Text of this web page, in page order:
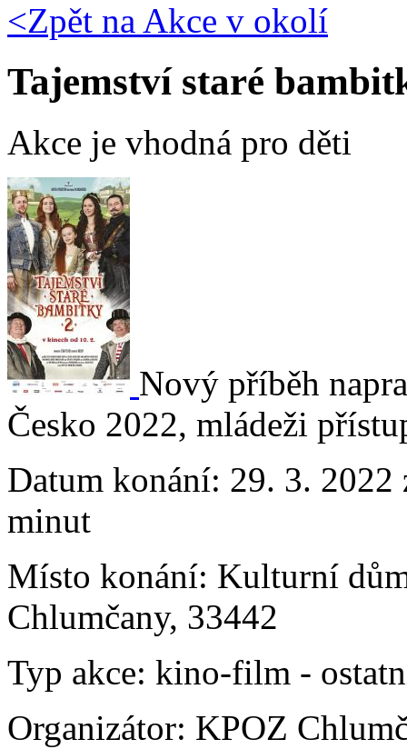
<Zpět na Akce v okolí
Tajemství staré
Akce je vhodná pro děti
Nový příběh
Česko 2022, mládeži
Datum konání: 29. 3. 2022
minut
Místo konání: Kulturní
Chlumčany, 33442
Typ akce: kino-film -
Organizátor: KPOZ